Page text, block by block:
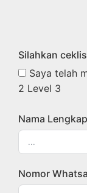
Silahkan
Saya telah
2 Level 3
Nama Lengkap
Nomor